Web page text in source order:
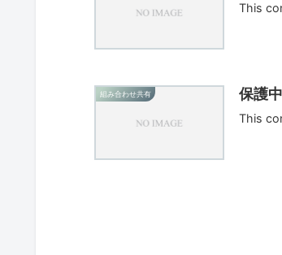
This
組み合わせ共有 保護
This